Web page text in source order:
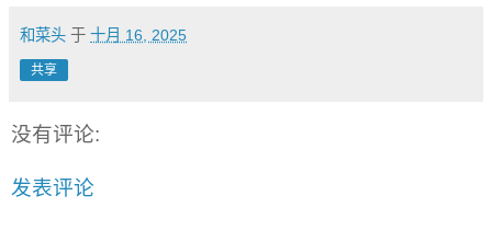
和菜头 于 十月 16, 2025
共享
没有评论:
发表评论